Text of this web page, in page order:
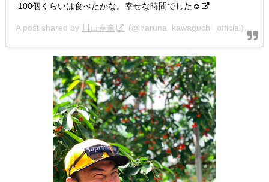
100個くらいは食べたかな。幸せな時間でした☺︎
A post shared by 川口春奈 (@haruna_kawaguchi_official) on